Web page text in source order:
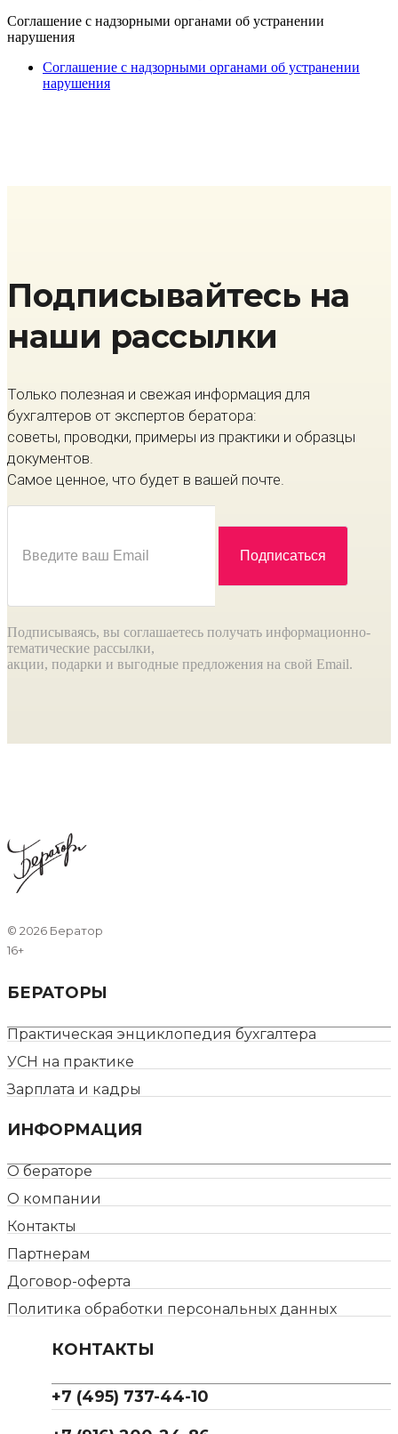
Cоглашение с надзорными органами об устранении
нарушения
Cоглашение с надзорными органами об устранении
нарушения
Подписывайтесь на
наши рассылки
Только полезная и свежая информация для
бухгалтеров от экспертов бератора:
советы, проводки, примеры из практики и образцы
документов.
Самое ценное, что будет в вашей почте.
Подписываясь, вы соглашаетесь получать информационно-
тематические рассылки,
акции, подарки и выгодные предложения на свой Email.
© 2026 Бератор
16+
БЕРАТОРЫ
Практическая энциклопедия бухгалтера
УСН на практике
Зарплата и кадры
ИНФОРМАЦИЯ
О бераторе
О компании
Контакты
Партнерам
Договор-оферта
Политика обработки персональных данных
КОНТАКТЫ
+7 (495) 737-44-10